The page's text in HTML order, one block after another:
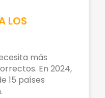
LOS
más
En 2024,
15 países